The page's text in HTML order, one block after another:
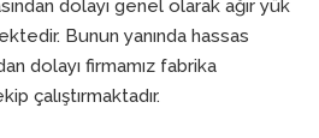
dolayı genel olarak ağır yük
Bunun yanında hassas
dolayı firmamız fabrika
çalıştırmaktadır.